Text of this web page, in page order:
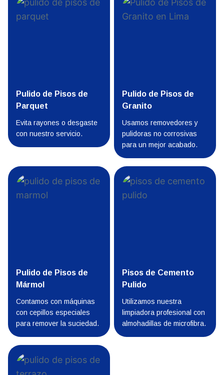
Pulido de Pisos de
Parquet
Evita rayones o desgaste
con nuestro servicio.
Pulido de Pisos de
Granito
Usamos removedores y
pulidoras no corrosivas
para un mejor acabado.
Pulido de Pisos de
Mármol
Contamos con máquinas
con cepillos especiales
para remover la suciedad.
Pisos de Cemento
Pulido
Utilizamos nuestra
limpiadora profesional con
almohadillas de microfibra.